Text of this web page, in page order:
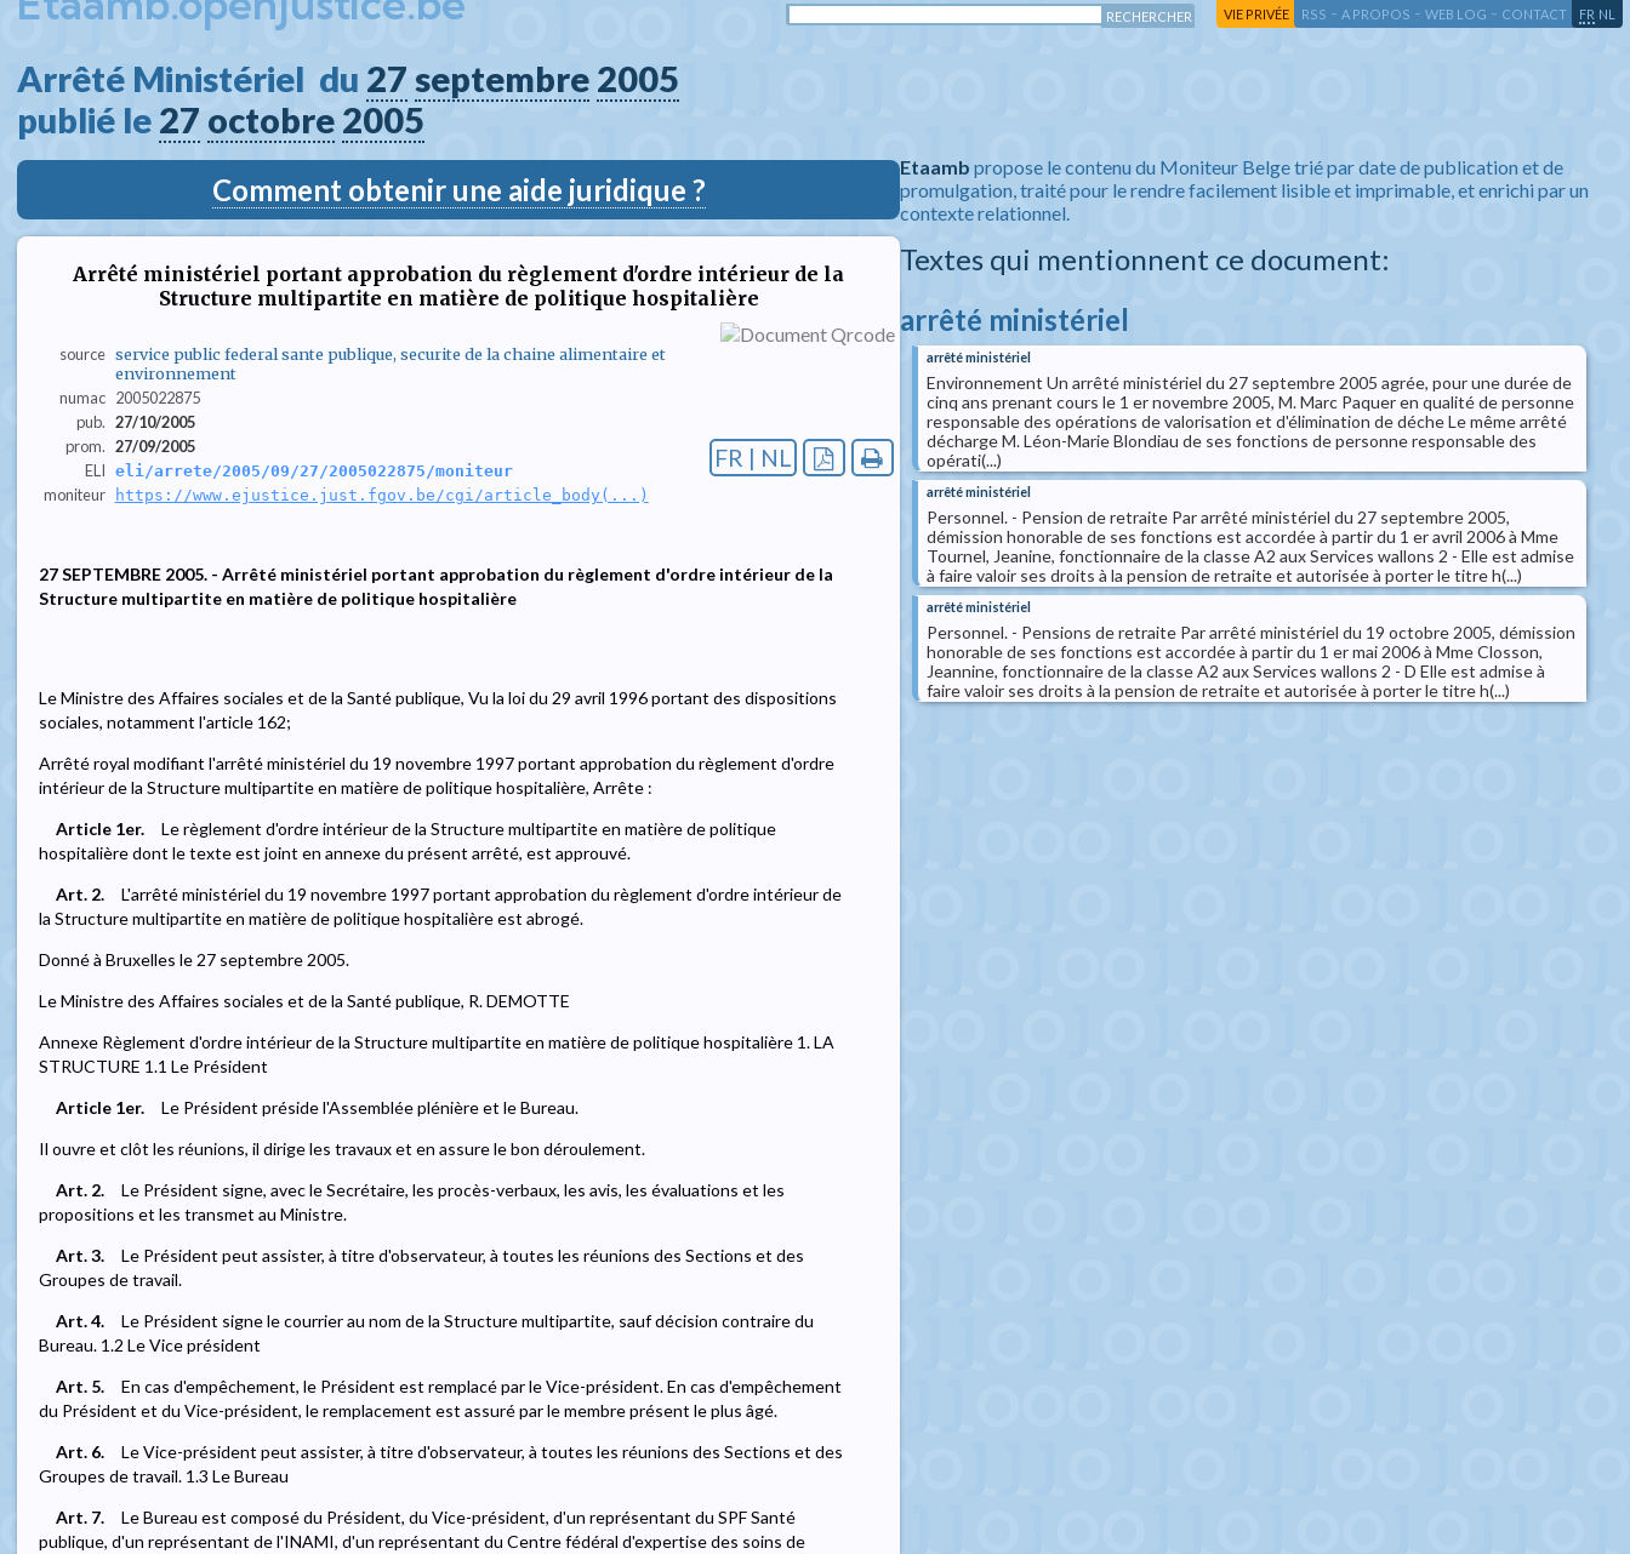
VIE PRIVÉE RSS - A PROPOS - WEB LOG - CONTACT FR NL
Arrêté Ministériel  du 27 septembre 2005
publié le 27 octobre 2005
Comment obtenir une aide juridique ?
Arrêté ministériel portant approbation du règlement d'ordre intérieur de la
Structure multipartite en matière de politique hospitalière
source service public federal sante publique, securite de la chaine alimentaire et
environnement
numac 2005022875
pub. 27/10/2005
prom. 27/09/2005
ELI eli/arrete/2005/09/27/2005022875/moniteur
moniteur https://www.ejustice.just.fgov.be/cgi/article_body(...)
FR | NL
27 SEPTEMBRE 2005. - Arrêté ministériel portant approbation du règlement d'ordre intérieur de la
Structure multipartite en matière de politique hospitalière
Le Ministre des Affaires sociales et de la Santé publique, Vu la loi du 29 avril 1996 portant des dispositions
sociales, notamment l'article 162;
Arrêté royal modifiant l'arrêté ministériel du 19 novembre 1997 portant approbation du règlement d'ordre
intérieur de la Structure multipartite en matière de politique hospitalière, Arrête :
Article 1er.
Le règlement d'ordre intérieur de la Structure multipartite en matière de politique
hospitalière dont le texte est joint en annexe du présent arrêté, est approuvé.
Art. 2.
L'arrêté ministériel du 19 novembre 1997 portant approbation du règlement d'ordre intérieur de
la Structure multipartite en matière de politique hospitalière est abrogé.
Donné à Bruxelles le 27 septembre 2005.
Le Ministre des Affaires sociales et de la Santé publique, R. DEMOTTE
Annexe Règlement d'ordre intérieur de la Structure multipartite en matière de politique hospitalière 1. LA
STRUCTURE 1.1 Le Président
Article 1er.
Le Président préside l'Assemblée plénière et le Bureau.
Il ouvre et clôt les réunions, il dirige les travaux et en assure le bon déroulement.
Art. 2.
Le Président signe, avec le Secrétaire, les procès-verbaux, les avis, les évaluations et les
propositions et les transmet au Ministre.
Art. 3.
Le Président peut assister, à titre d'observateur, à toutes les réunions des Sections et des
Groupes de travail.
Art. 4.
Le Président signe le courrier au nom de la Structure multipartite, sauf décision contraire du
Bureau. 1.2 Le Vice président
Art. 5.
En cas d'empêchement, le Président est remplacé par le Vice-président. En cas d'empêchement
du Président et du Vice-président, le remplacement est assuré par le membre présent le plus âgé.
Art. 6.
Le Vice-président peut assister, à titre d'observateur, à toutes les réunions des Sections et des
Groupes de travail. 1.3 Le Bureau
Art. 7.
Le Bureau est composé du Président, du Vice-président, d'un représentant du SPF Santé
publique, d'un représentant de l'INAMI, d'un représentant du Centre fédéral d'expertise des soins de
Etaamb propose le contenu du Moniteur Belge trié par date de publication et de
promulgation, traité pour le rendre facilement lisible et imprimable, et enrichi par un
contexte relationnel.
Textes qui mentionnent ce document:
arrêté ministériel
arrêté ministériel
Environnement Un arrêté ministériel du 27 septembre 2005 agrée, pour une durée de
cinq ans prenant cours le 1 er novembre 2005, M. Marc Paquer en qualité de personne
responsable des opérations de valorisation et d'élimination de déche Le même arrêté
décharge M. Léon-Marie Blondiau de ses fonctions de personne responsable des
opérati(...)
arrêté ministériel
Personnel. - Pension de retraite Par arrêté ministériel du 27 septembre 2005,
démission honorable de ses fonctions est accordée à partir du 1 er avril 2006 à Mme
Tournel, Jeanine, fonctionnaire de la classe A2 aux Services wallons 2 - Elle est admise
à faire valoir ses droits à la pension de retraite et autorisée à porter le titre h(...)
arrêté ministériel
Personnel. - Pensions de retraite Par arrêté ministériel du 19 octobre 2005, démission
honorable de ses fonctions est accordée à partir du 1 er mai 2006 à Mme Closson,
Jeannine, fonctionnaire de la classe A2 aux Services wallons 2 - D Elle est admise à
faire valoir ses droits à la pension de retraite et autorisée à porter le titre h(...)